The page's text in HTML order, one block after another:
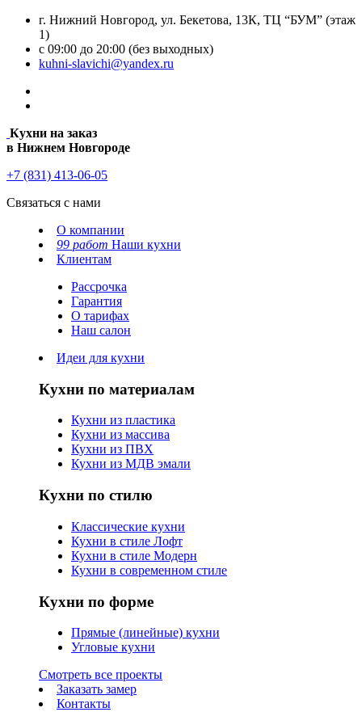
г. Нижний Новгород, ул. Бекетова, 13К, ТЦ “БУМ” (этаж
1)
с 09:00 до 20:00 (без выходных)
kuhni-slavichi@yandex.ru
Кухни на заказ
в Нижнем Новгороде
+7 (831) 413-06-05
Связаться с нами
О компании
99 работ Наши кухни
Клиентам
Рассрочка
Гарантия
О тарифах
Наш салон
Идеи для кухни
Кухни по материалам
Кухни из пластика
Кухни из массива
Кухни из ПВХ
Кухни из МДВ эмали
Кухни по стилю
Классические кухни
Кухни в стиле Лофт
Кухни в стиле Модерн
Кухни в современном стиле
Кухни по форме
Прямые (линейные) кухни
Угловые кухни
Смотреть все проекты
Заказать замер
Контакты